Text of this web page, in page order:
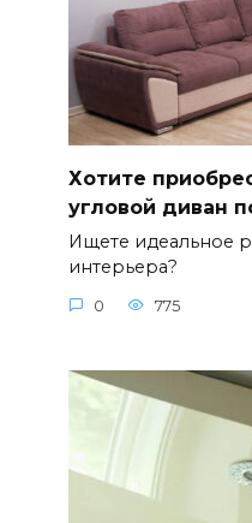
Хотите
угловой диван
Ищете идеальное
интерьера?
0 775